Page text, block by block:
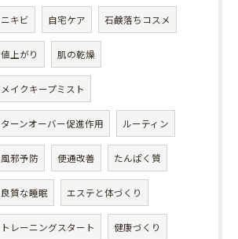
ニキビ 自宅ケア 石鹸落ちコスメ
値上がり 肌の乾燥
メイクキープミスト
ターンオーバー促進作用 ルーティン
風邪予防 便通改善 たんぱく質
良質な睡眠 エステと体づくり
トレーニングスタート 健康づくり